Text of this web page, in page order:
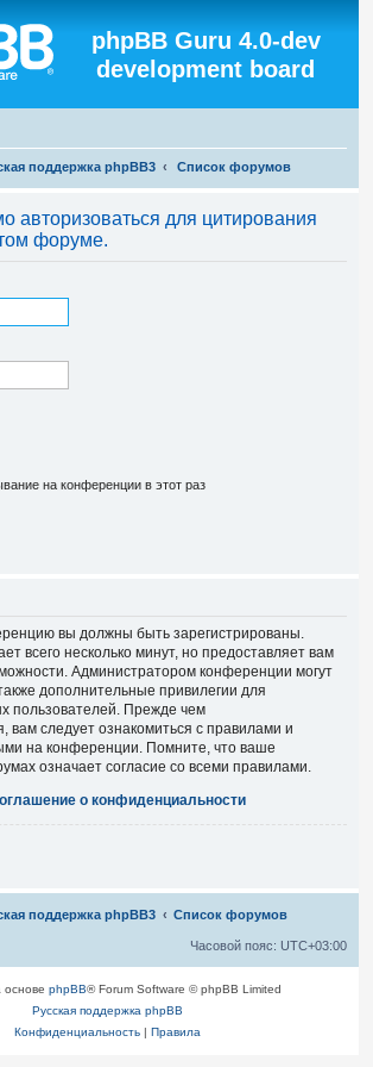
phpBB Guru 4.0-dev
development board
поддержка phpBB3 Список форумов
авторизоваться для цитирования
форуме.
на конференции в этот раз
вы должны быть зарегистрированы.
всего несколько минут, но предоставляет вам
Администратором конференции могут
дополнительные привилегии для
пользователей. Прежде чем
вам следует ознакомиться с правилами и
на конференции. Помните, что ваше
означает согласие со всеми правилами.
о конфиденциальности
поддержка phpBB3 Список форумов
Часовой пояс: UTC+03:00
основе phpBB® Forum Software © phpBB Limited
Русская поддержка phpBB
Конфиденциальность| Правила